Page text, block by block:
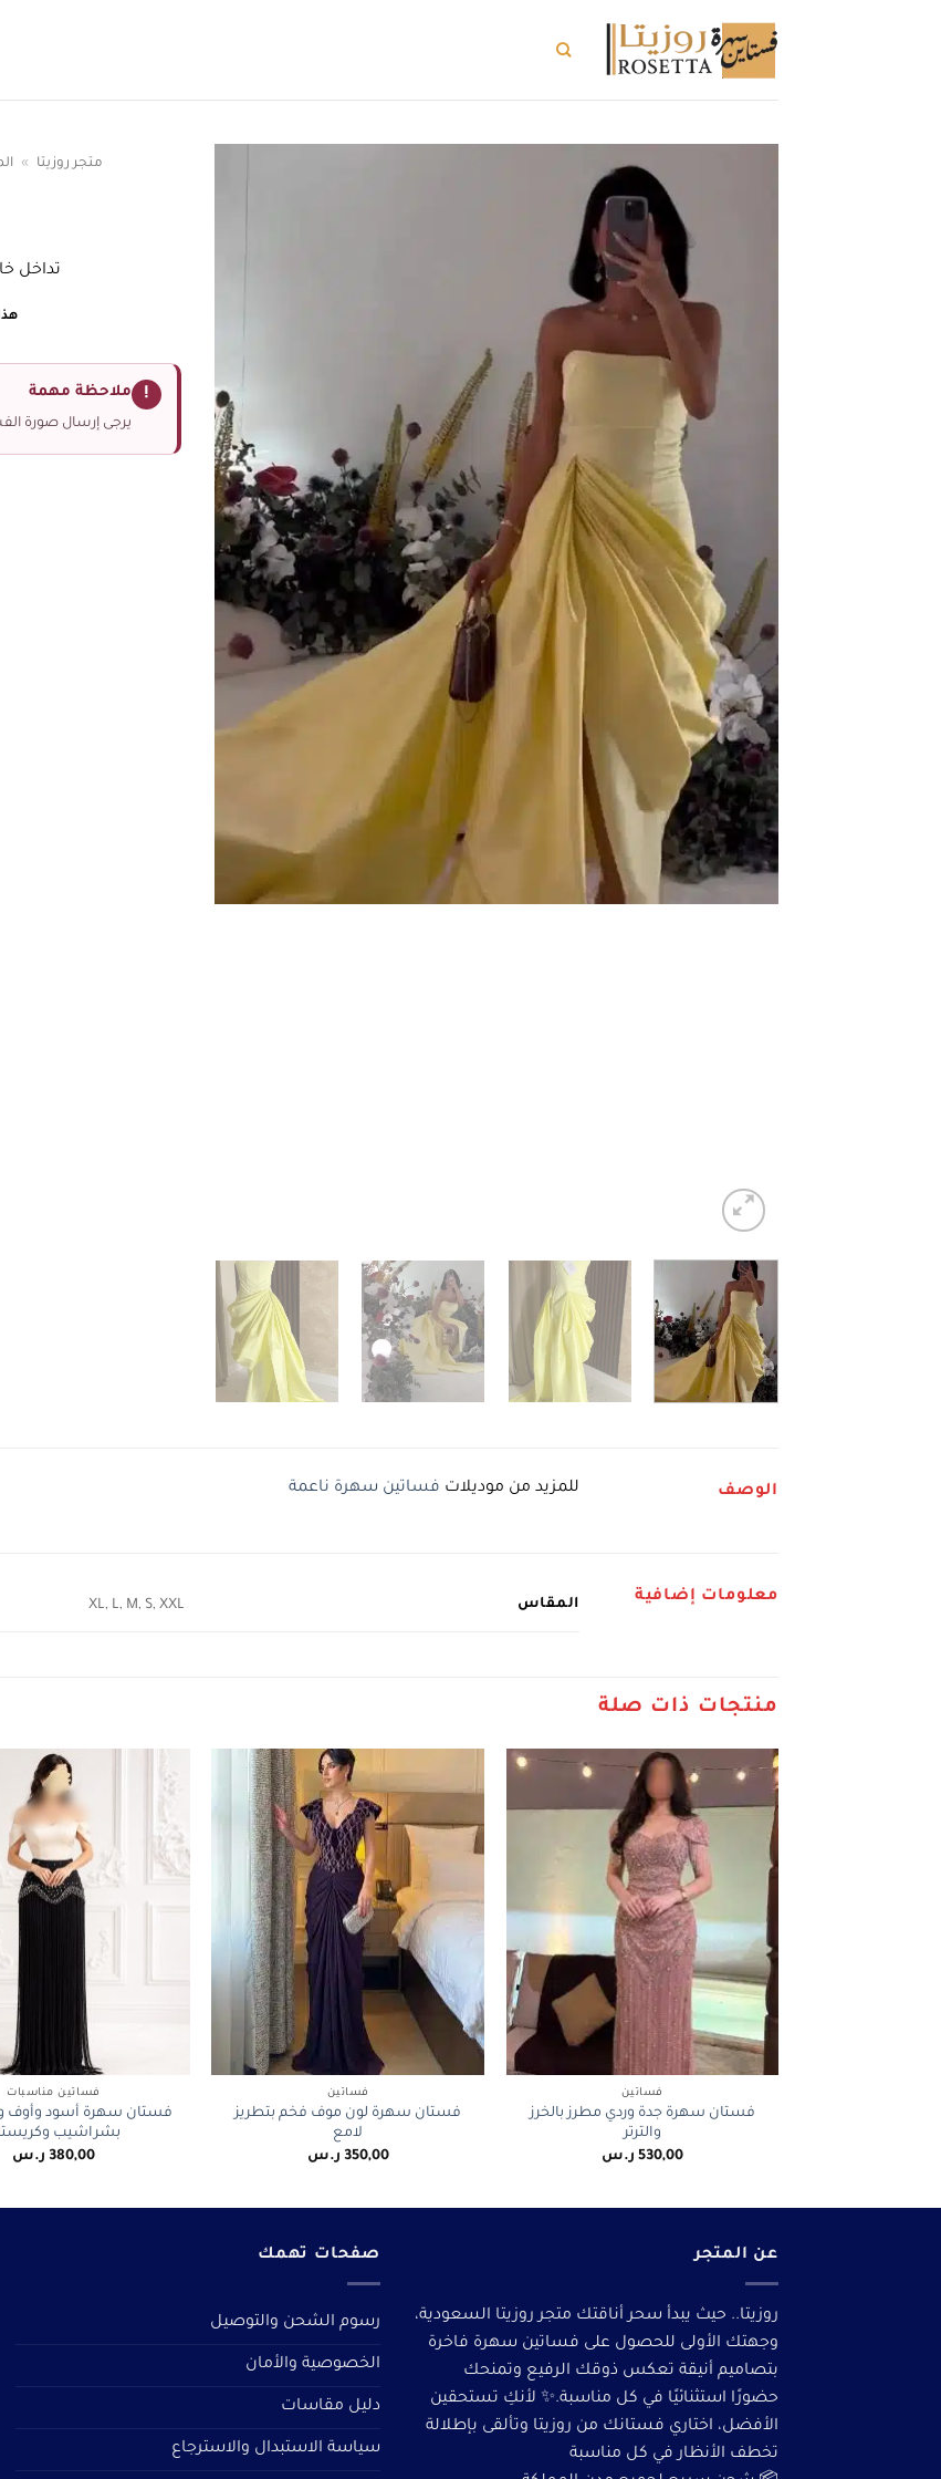
متجر روزيتا »
تداخل
! ملاحظة مهمة
يرجى إرسال صورة
الوصف للمزيد من موديلات فساتين سهرة ناعمة
معلومات إضافية المقاس XL, L, M, S, XXL
منتجات ذات صلة
فساتين
فستان سهرة جدة وردي مطرز بالخرز
والترتر
530,00 ر.س
فساتين
فستان سهرة لون موف فخم بتطريز
لامع
350,00 ر.س
فساتين مناسبات
فستان سهرة أسود وأوف
بشراشيب
380,00 ر.س
عن المتجر
روزيتا.. حيث يبدأ سحر أناقتك متجر روزيتا السعودية،
وجهتك الأولى للحصول على فساتين سهرة فاخرة
بتصاميم أنيقة تعكس ذوقك الرفيع وتمنحك
حضورًا استثنائيًا في كل مناسبة.✨ لأنكِ تستحقين
الأفضل، اختاري فستانك من روزيتا وتألقى بإطلالة
تخطف الأنظار في كل مناسبة
صفحات تهمك
رسوم الشحن والتوصيل
الخصوصية والأمان
دليل مقاسات
سياسة الاستبدال والاسترجاع